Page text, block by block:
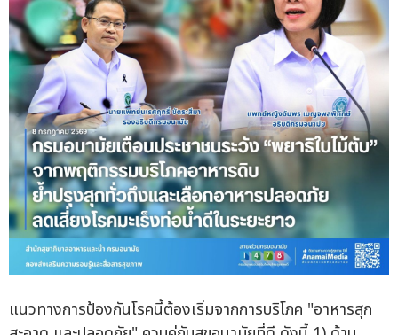
แนวทางการป้องกันโรคนี้ต้องเริ่มจากการบริโภค "อาหารสุก